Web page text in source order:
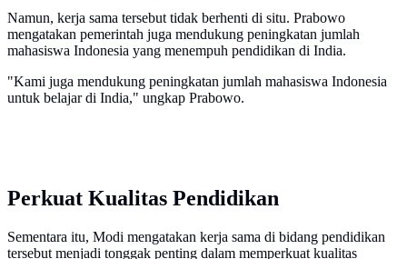
Namun, kerja sama tersebut tidak berhenti di situ. Prabowo
mengatakan pemerintah juga mendukung peningkatan jumlah
mahasiswa Indonesia yang menempuh pendidikan di India.
"Kami juga mendukung peningkatan jumlah mahasiswa Indonesia
untuk belajar di India," ungkap Prabowo.
Perkuat Kualitas Pendidikan
Sementara itu, Modi mengatakan kerja sama di bidang pendidikan
tersebut menjadi tonggak penting dalam memperkuat kualitas